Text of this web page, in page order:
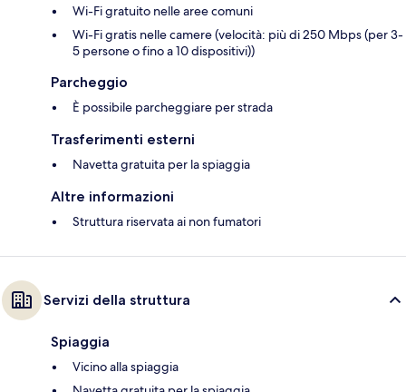
Wi-Fi gratuito nelle aree comuni
Wi-Fi gratis nelle camere (velocità: più di 250 Mbps (per 3-
5 persone o fino a 10 dispositivi))
Parcheggio
È possibile parcheggiare per strada
Trasferimenti esterni
Navetta gratuita per la spiaggia
Altre informazioni
Struttura riservata ai non fumatori
Servizi della struttura
Spiaggia
Vicino alla spiaggia